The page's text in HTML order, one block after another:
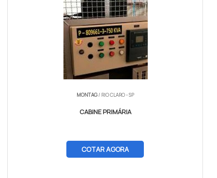
MONTAG/ RIO CLARO - SP
CABINE PRIMÁRIA
COTAR AGORA